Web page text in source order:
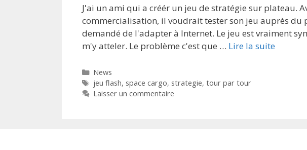
J'ai un ami qui a créér un jeu de stratégie sur plateau.
commercialisation, il voudrait tester son jeu auprès du
demandé de l'adapter à Internet. Le jeu est vraiment
m'y atteler. Le problème c'est que … Lire la suite
Catégories
News
Étiquettes
jeu flash, space cargo, strategie, tour par tour
Laisser un commentaire